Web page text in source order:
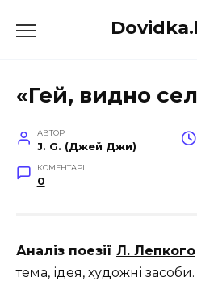
до
«Гей, видно
АВТОР
J. G. (Джей Джи)
КОМЕНТАРІ
0
Аналіз поезії Л. Лепкого
тема, ідея, художні засоби.